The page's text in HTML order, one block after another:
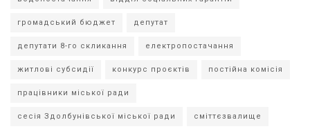
громадський бюджет депутат
депутати 8-го скликання електропостачання
житлові субсидії конкурс проєктів постійна комісія
працівники міської ради
сесія Здолбунівської міської ради сміттєзвалище